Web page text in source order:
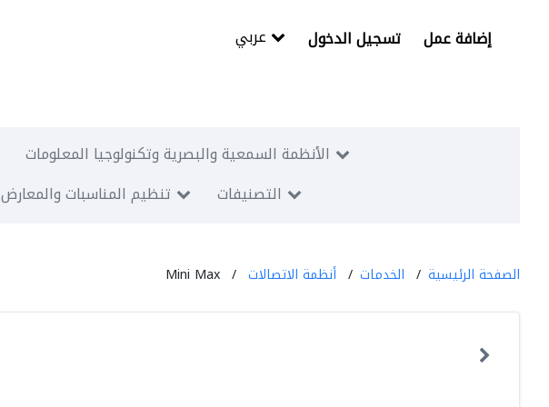
تسجيل الدخول إضافة عمل
الأنظمة السمعية والبصرية وتكنولوجيا المعلومات
تنظيم المناسبات والمعارض التصنيفات
الصفحة الرئيسية الخدمات أنظمة الاتصالات Mini Max